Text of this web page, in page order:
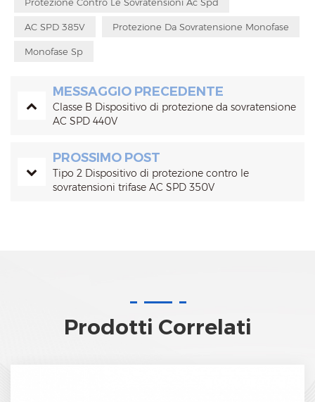
AC SPD 385V Protezione Da Sovratensione Monofase
Monofase Sp
MESSAGGIO PRECEDENTE
Classe B Dispositivo di protezione da sovratensione
AC SPD 440V
PROSSIMO POST
Tipo 2 Dispositivo di protezione contro le
sovratensioni trifase AC SPD 350V
Prodotti Correlati